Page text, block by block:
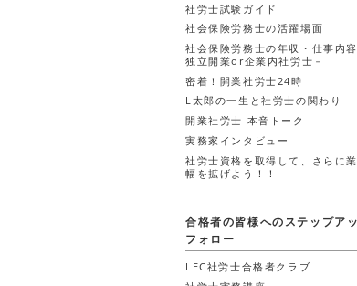
社労士試験ガイド
社会保険労務士の活躍場面
社会保険労務士の年収・仕事内
独立開業or企業内社労士－
密着！開業社労士24時
L太郎の一生と社労士の関わり
開業社労士 本音トーク
実務家インタビュー
社労士資格を取得して、さらに
幅を拡げよう！！
合格者の皆様へのステップア
フォロー
LEC社労士合格者クラブ